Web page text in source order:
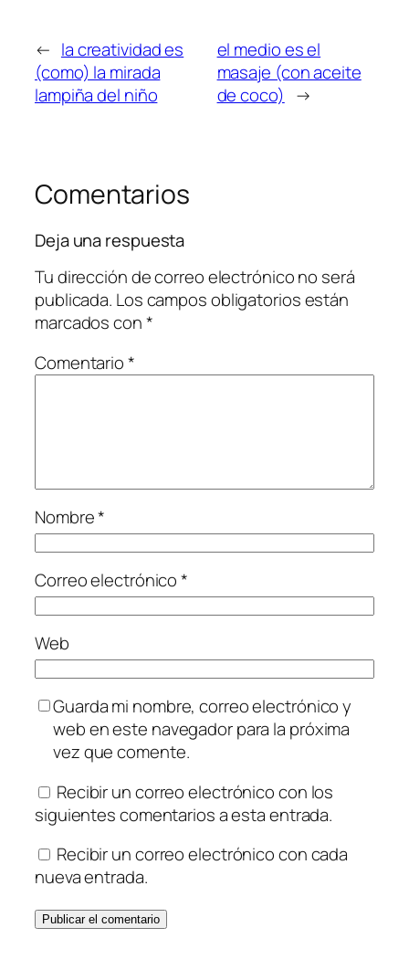
← la creatividad es
(como) la mirada
lampiña del niño
el medio es el
masaje (con aceite
de coco) →
Comentarios
Deja una respuesta
Tu dirección de correo electrónico no será
publicada. Los campos obligatorios están
marcados con*
Comentario*
Nombre*
Correo electrónico*
Web
Guarda mi nombre, correo electrónico y
web en este navegador para la próxima
vez que comente.
Recibir un correo electrónico con los
siguientes comentarios a esta entrada.
Recibir un correo electrónico con cada
nueva entrada.